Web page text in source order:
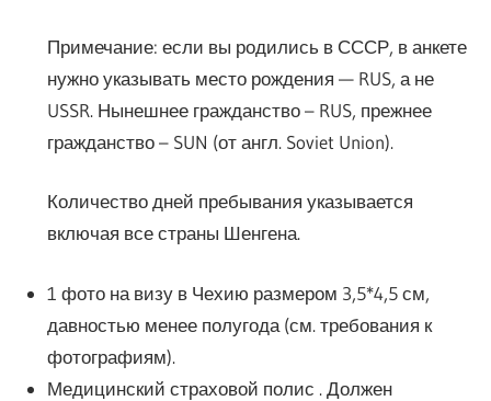
Примечание: если вы родились в СССР, в анкете
нужно указывать место рождения — RUS, а не
USSR. Нынешнее гражданство – RUS, прежнее
гражданство – SUN (от англ. Soviet Union).
Количество дней пребывания указывается
включая все страны Шенгена.
1 фото на визу в Чехию размером 3,5*4,5 см,
давностью менее полугода (см. требования к
фотографиям).
Медицинский страховой полис . Должен